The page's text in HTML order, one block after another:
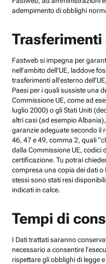
adempimento di obblighi
Trasferimenti
Fastweb si impegna per
nell’ambito dell’UE, laddove
trasferimenti all’esterno
Paesi per i quali sussiste una
Commissione UE, come ad
luglio 2000) o gli Stati Uniti
altri casi (ad esempio
garanzie adeguate secondo il
46, 47 e 49, comma 2, quali
dalla Commissione UE, codici
certificazione. Tu potrai
compresa una copia dei dati o
stessi sono stati resi
indicati in calce.
Tempi di
I Dati trattati saranno
necessario a consentire
rispettare gli obblighi di legge